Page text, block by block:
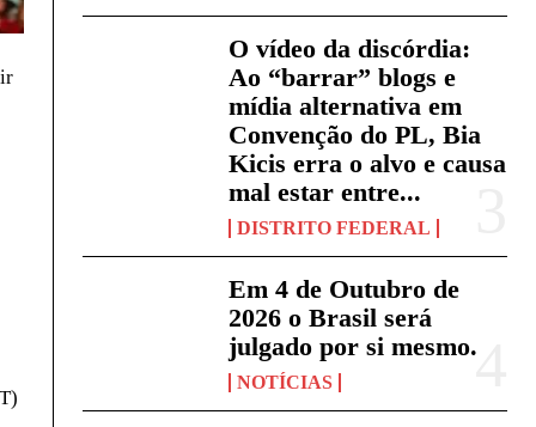
O vídeo da discórdia:
Ao “barrar” blogs e
mídia alternativa em
Convenção do PL, Bia
Kicis erra o alvo e causa
mal estar entre...
DISTRITO FEDERAL
Em 4 de Outubro de
2026 o Brasil será
julgado por si mesmo.
NOTÍCIAS